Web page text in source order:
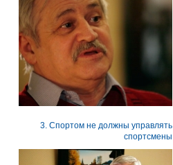
3. Спортом не должны управлять
спортсмены